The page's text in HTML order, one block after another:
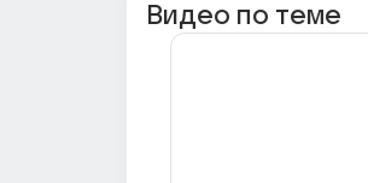
Видео по теме